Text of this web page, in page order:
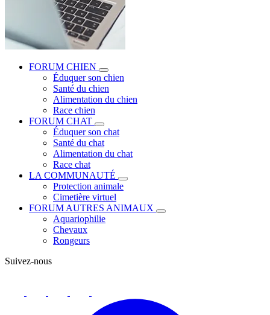
FORUM CHIEN
Éduquer son chien
Santé du chien
Alimentation du chien
Race chien
FORUM CHAT
Éduquer son chat
Santé du chat
Alimentation du chat
Race chat
LA COMMUNAUTÉ
Protection animale
Cimetière virtuel
FORUM AUTRES ANIMAUX
Aquariophilie
Chevaux
Rongeurs
Suivez-nous